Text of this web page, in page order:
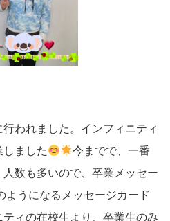
われました。インフィニティ
ました
今までで、一番
数も多いので、卒業メッセー
ようになるメッセージカード
ィの在校生より、卒業生のみ